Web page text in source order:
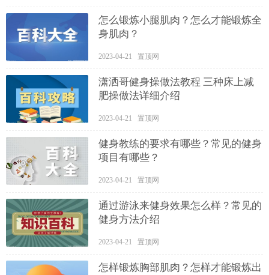
怎么锻炼小腿肌肉？怎么才能锻炼全
身肌肉？
2023-04-21 置顶网
潇洒哥健身操做法教程 三种床上减
肥操做法详细介绍
2023-04-21 置顶网
健身教练的要求有哪些？常见的健身
项目有哪些？
2023-04-21 置顶网
通过游泳来健身效果怎么样？常见的
健身方法介绍
2023-04-21 置顶网
怎样锻炼胸部肌肉？怎样才能锻炼出